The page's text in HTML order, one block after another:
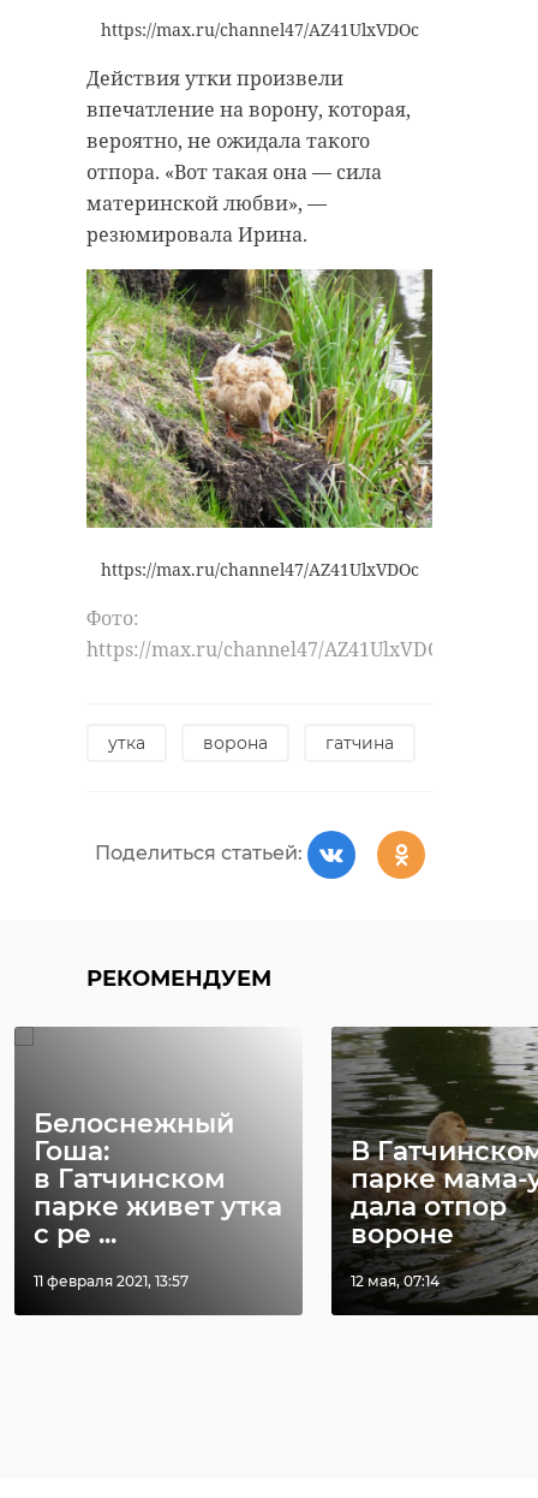
https://max.ru/channel47/AZ41UlxVDOc
Действия утки произвели
впечатление на ворону, которая,
вероятно, не ожидала такого
отпора. «Вот такая она — сила
материнской любви», —
резюмировала Ирина.
https://max.ru/channel47/AZ41UlxVDOc
Фото:
https://max.ru/channel47/AZ41UlxVDOc
утка ворона гатчина
Поделиться статьей:
РЕКОМЕНДУЕМ
Белоснежный
Гоша:
в Гатчинском
парке живет утка
с ре ...
11 февраля 2021, 13:57
В
парке мама-
дала отпор
вороне
12 мая, 07:14